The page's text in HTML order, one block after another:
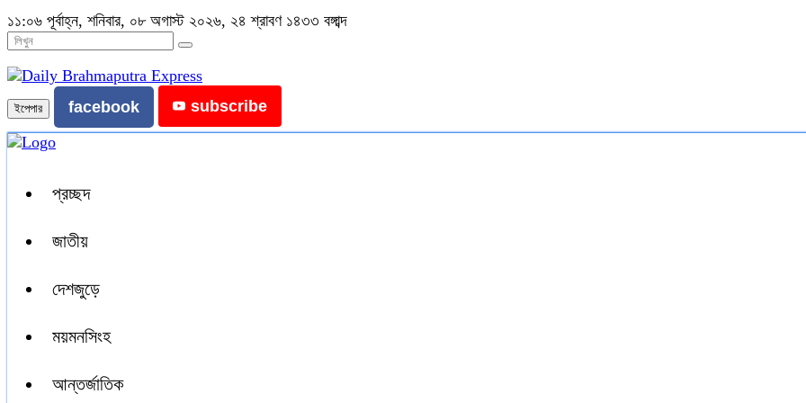
১১:০৬ পূর্বাহ্ন, শনিবার, ০৮ অগাস্ট ২০২৬, ২৪ শ্রাবণ ১৪৩৩ বঙ্গাব্দ
ইপেপার facebook subscribe
প্রচ্ছদ
জাতীয়
দেশজুড়ে
ময়মনসিংহ
আন্তর্জাতিক